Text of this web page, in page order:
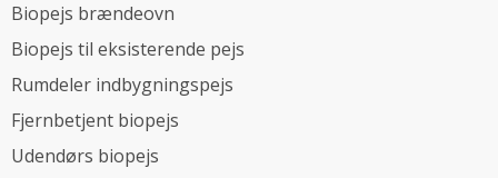
Biopejs brændeovn
Biopejs til eksisterende pejs
Rumdeler indbygningspejs
Fjernbetjent biopejs
Udendørs biopejs